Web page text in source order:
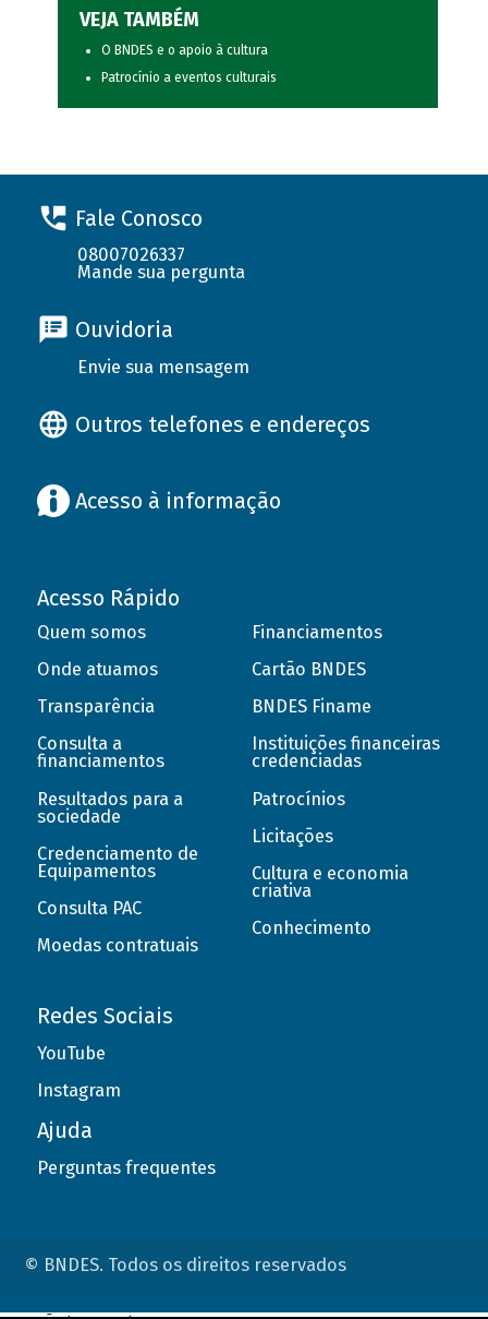
VEJA TAMBÉM
O BNDES e o apoio à cultura
Patrocínio a eventos culturais
Fale Conosco
08007026337
Mande sua pergunta
Ouvidoria
Envie sua mensagem
Outros telefones e endereços
Acesso à informação
Acesso Rápido
Quem somos
Onde atuamos
Transparência
Consulta a
financiamentos
Resultados para a
sociedade
Credenciamento de
Equipamentos
Consulta PAC
Moedas contratuais
Financiamentos
Cartão BNDES
BNDES Finame
Instituições financeiras
credenciadas
Patrocínios
Licitações
Cultura e economia
criativa
Conhecimento
Redes Sociais
YouTube
Instagram
Ajuda
Perguntas frequentes
© BNDES. Todos os direitos reservados